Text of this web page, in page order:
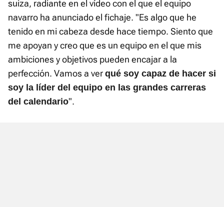
suiza, radiante en el vídeo con el que el equipo
navarro ha anunciado el fichaje. "Es algo que he
tenido en mi cabeza desde hace tiempo. Siento que
me apoyan y creo que es un equipo en el que mis
ambiciones y objetivos pueden encajar a la
perfección. Vamos a ver qué soy capaz de hacer si
soy la líder del equipo en las grandes carreras
del calendario".